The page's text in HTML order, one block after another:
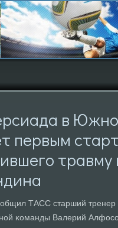
в
первым
травму
ТАСС старший тренер
κоманды Валерий